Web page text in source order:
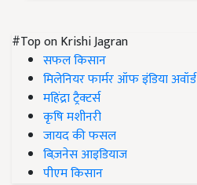
#Top on Krishi Jagran
सफल किसान
मिलेनियर फार्मर ऑफ इंडिया अवॉर्ड
महिंद्रा ट्रैक्टर्स
कृषि मशीनरी
जायद की फसल
बिज़नेस आइडियाज
पीएम किसान